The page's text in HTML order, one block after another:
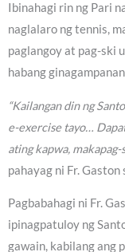
Ibinahagi rin ng Pari
naglalaro ng tennis,
paglangoy at pag-ski
habang
“Kailangan din ng
e-exercise tayo…
ating kapwa, makapag-
pahayag ni Fr.
Pagbabahagi ni Fr.
ipinagpatuloy ng
gawain, kabilang ang